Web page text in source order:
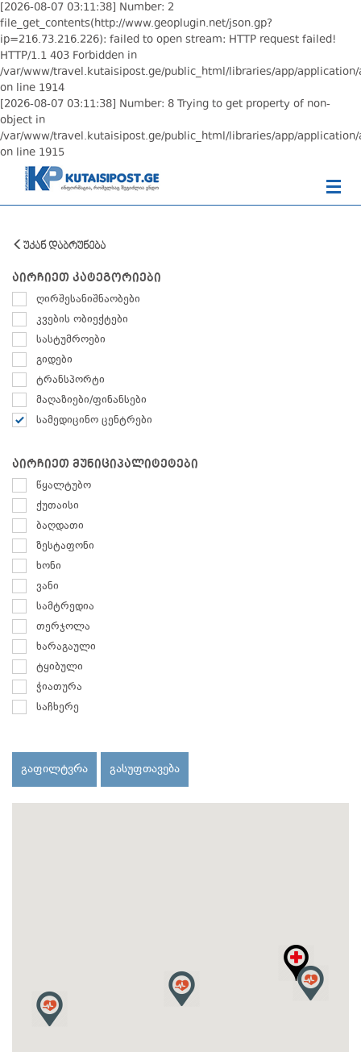
[2026-08-07 03:11:38] Number: 2
file_get_contents(http://www.geoplugin.net/json.gp?
ip=216.73.216.226): failed to open stream: HTTP request failed!
HTTP/1.1 403 Forbidden in
/var/www/travel.kutaisipost.ge/public_html/libraries/app/
on line 1914
[2026-08-07 03:11:38] Number: 8 Trying to get property of non-
object in
/var/www/travel.kutaisipost.ge/public_html/libraries/app/
on line 1915
უკან დაბრუნება
აირჩიეთ კატეგორიები
ღირშესანიშნაობები
კვების ობიექტები
სასტუმროები
გიდები
ტრანსპორტი
მაღაზიები/ფინანსები
სამედიცინო ცენტრები
აირჩიეთ მუნიციპალიტეტები
წყალტუბო
ქუთაისი
ბაღდათი
ზესტაფონი
ხონი
ვანი
სამტრედია
თერჯოლა
ხარაგაული
ტყიბული
ჭიათურა
საჩხერე
გაფილტვრა გასუფთავება